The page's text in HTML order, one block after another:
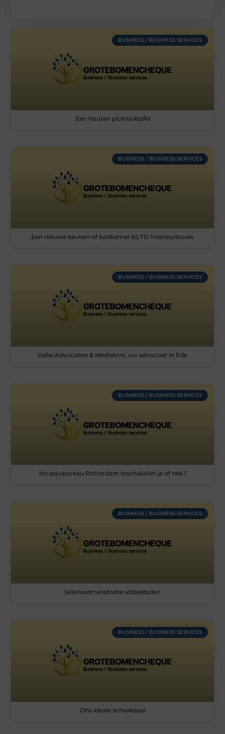
BUSINESS / BUSINESS SERVICES
Een houten picknicktafel
BUSINESS / BUSINESS SERVICES
Een nieuwe keuken of badkamer bij TD Interieurbouw
BUSINESS / BUSINESS SERVICES
Vallei Advocaten & Mediators, uw advocaat in Ede
BUSINESS / BUSINESS SERVICES
Incassobureau Rotterdam inschakelen ja of nee?
BUSINESS / BUSINESS SERVICES
Salarisadministratie uitbesteden
BUSINESS / BUSINESS SERVICES
Ons ideale schaakspel